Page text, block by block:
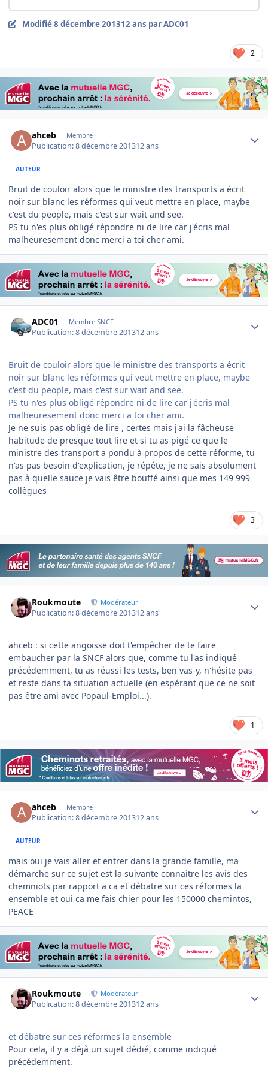
Modifié8 décembre 201312 ans par ADC01
2
ahceb Membre
Publication:8 décembre 201312 ans
AUTEUR
Bruit de couloir alors que le ministre des transports a écrit
noir sur blanc les réformes qui veut mettre en place, maybe
c'est du people, mais c'est sur wait and see.
PS tu n'es plus obligé répondre ni de lire car j'écris mal
malheuresement donc merci a toi cher ami.
ADC01 Membre SNCF
Publication:8 décembre 201312 ans
Bruit de couloir alors que le ministre des transports a écrit
noir sur blanc les réformes qui veut mettre en place, maybe
c'est du people, mais c'est sur wait and see.
PS tu n'es plus obligé répondre ni de lire car j'écris mal
malheuresement donc merci a toi cher ami.
Je ne suis pas obligé de lire , certes mais j'ai la fâcheuse
habitude de presque tout lire et si tu as pigé ce que le
ministre des transport a pondu à propos de cette réforme, tu
n'as pas besoin d'explication, je répéte, je ne sais absolument
pas à quelle sauce je vais être bouffé ainsi que mes 149 999
collègues
3
Roukmoute Modérateur
Publication:8 décembre 201312 ans
ahceb : si cette angoisse doit t'empêcher de te faire
embaucher par la SNCF alors que, comme tu l'as indiqué
précédemment, tu as réussi les tests, ben vas-y, n'hésite pas
et reste dans ta situation actuelle (en espérant que ce ne soit
pas être ami avec Popaul-Emploi...).
1
ahceb Membre
Publication:8 décembre 201312 ans
AUTEUR
mais oui je vais aller et entrer dans la grande famille, ma
démarche sur ce sujet est la suivante connaitre les avis des
chemniots par rapport a ca et débatre sur ces réformes la
ensemble et oui ca me fais chier pour les 150000 chemintos,
PEACE
Roukmoute Modérateur
Publication:8 décembre 201312 ans
et débatre sur ces réformes la ensemble
Pour cela, il y a déjà un sujet dédié, comme indiqué
précédemment.